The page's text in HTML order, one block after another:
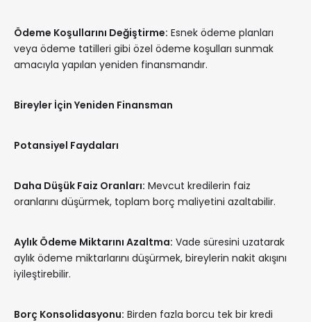
Ödeme Koşullarını Değiştirme: Esnek ödeme planları
veya ödeme tatilleri gibi özel ödeme koşulları sunmak
amacıyla yapılan yeniden finansmandır.
Bireyler İçin Yeniden Finansman
Potansiyel Faydaları
Daha Düşük Faiz Oranları: Mevcut kredilerin faiz
oranlarını düşürmek, toplam borç maliyetini azaltabilir.
Aylık Ödeme Miktarını Azaltma: Vade süresini uzatarak
aylık ödeme miktarlarını düşürmek, bireylerin nakit akışını
iyileştirebilir.
Borç Konsolidasyonu: Birden fazla borcu tek bir kredi